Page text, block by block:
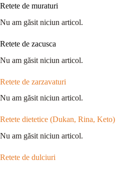
Retete de muraturi
Nu am găsit niciun articol.
Retete de zacusca
Nu am găsit niciun articol.
Retete de zarzavaturi
Nu am găsit niciun articol.
Retete dietetice (Dukan, Rina, Keto)
Nu am găsit niciun articol.
Retete de dulciuri